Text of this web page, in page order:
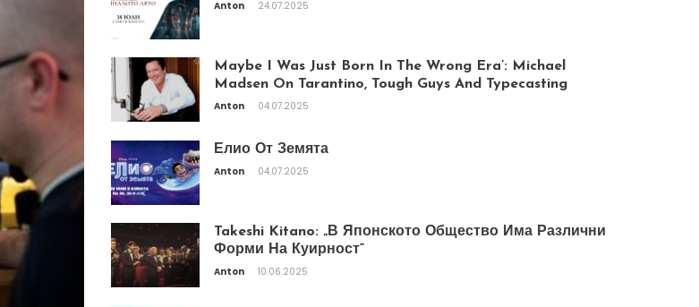
Anton 24.07.2025
Maybe I Was Just Born In The Wrong Era’: Michael
Madsen On Tarantino, Tough Guys And Typecasting
Anton 04.07.2025
Елио От Земята
Anton 04.07.2025
Takeshi Kitano: „В Японското Общество Има Различни
Форми На Куирност“
Anton 10.06.2025